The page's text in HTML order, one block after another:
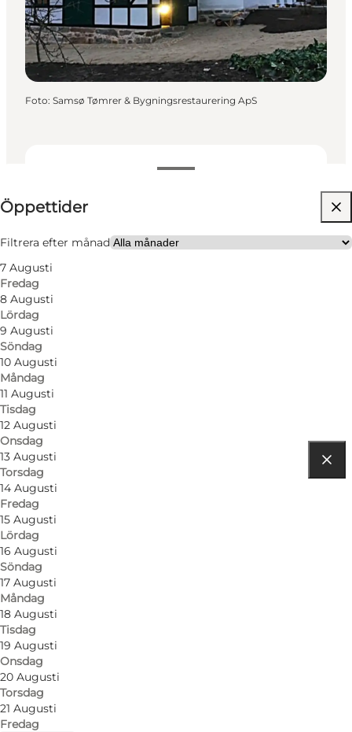
Öppettider
Filtrera efter månad
7 Augusti
Fredag
8 Augusti
Lördag
9 Augusti
Söndag
10 Augusti
Måndag
11 Augusti
Tisdag
12 Augusti
Onsdag
13 Augusti
Torsdag
14 Augusti
Fredag
15 Augusti
Lördag
16 Augusti
Söndag
17 Augusti
Måndag
18 Augusti
Tisdag
19 Augusti
Onsdag
20 Augusti
Torsdag
21 Augusti
Fredag
Foto: Samsø Tømrer & Bygningsrestaurering ApS
Läs mer
Hitta vägbeskrivning
Besservej 1, Tranebjerg
8305 Samsø